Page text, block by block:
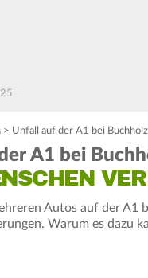
> Unfall auf der A1 bei
A1 bei
Autos auf der A1
Warum es dazu